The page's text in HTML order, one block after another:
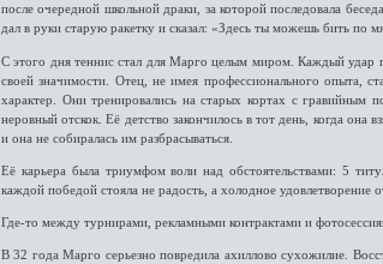
после очередной школьной драки, за которой последовала
дал в руки старую ракетку и сказал: «Здесь ты можешь бить по
С этого дня теннис стал для Марго целым миром. Каждый
своей значимости. Отец, не имея профессионального опыта,
характер. Они тренировались на старых кортах с гравийным
неровный отскок. Её детство закончилось в тот день, когда она
и она не собиралась им разбрасываться.
Её карьера была триумфом воли над обстоятельствами: 5
каждой победой стояла не радость, а холодное удовлетворение
Где-то между турнирами, рекламными контрактами и
В 32 года Марго серьезно повредила ахиллово сухожилие.